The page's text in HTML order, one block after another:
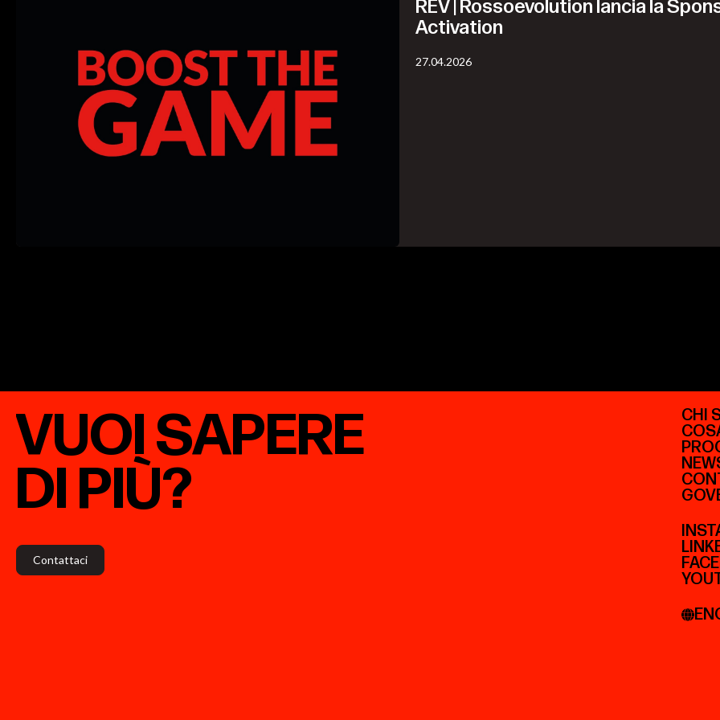
REV | Rossoevolution lancia la
Activation
27.04.2026
VUOISAPERE
DIPIÙ?
Contattaci
CHI